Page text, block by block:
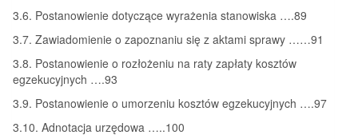
3.6. Postanowienie dotyczące wyrażenia stanowiska ….89
3.7. Zawiadomienie o zapoznaniu się z aktami sprawy ……91
3.8. Postanowienie o rozłożeniu na raty zapłaty kosztów
egzekucyjnych ….93
3.9. Postanowienie o umorzeniu kosztów egzekucyjnych ….97
3.10. Adnotacja urzędowa …..100